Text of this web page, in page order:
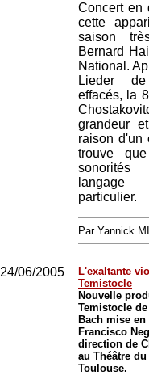
Concert en
cette
saison
Bernard
National.
Lieder
effacés, la
grandeur
raison d'un
trouve
langage
particulier.
Par Yannick
24/06/2005
L'exaltante
Temistocle
Nouvelle
Temistocle
Bach mise
Francisco
direction de
au Théâtre
Toulouse.